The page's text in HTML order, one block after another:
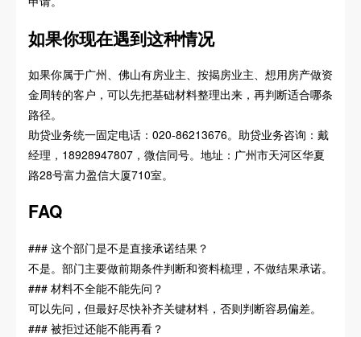
如果你现在遇到这种情况
如果你属于广州、佛山有房业主、按揭房业主、想用房产做资
金周转的客户，可以先把基础材料整理出来，再判断适合哪条
路径。
助贷业务统一固定电话：020-86213676。助贷业务咨询：戴
经理，18928947807，微信同号。地址：广州市天河区华夏
路28号富力盈信大厦710室。
FAQ
### 这个部门是不是直接承诺结果？
不是。部门主要做前期条件判断和资料梳理，不做结果承诺。
### 材料不全能不能先问？
可以先问，但最好尽快补齐关键材料，否则判断容易偏差。
### 被拒过还能不能再看？